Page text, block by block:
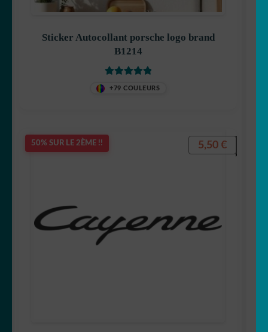
Sticker Autocollant porsche logo brand
B1214
+79 COULEURS
50% SUR LE 2ÈME !! 5,50 €